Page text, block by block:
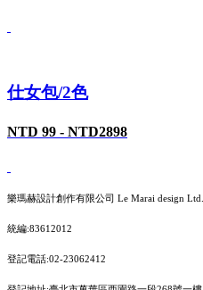
仕女包/2色
NTD 99 - NTD2898
樂瑪赫設計創作有限公司 Le Marai design Ltd.
統編:83612012
登記電話:02-23062412